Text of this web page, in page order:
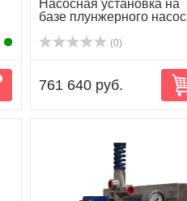
Насосная установка на
базе плунжерного
(0)
761 640 руб.